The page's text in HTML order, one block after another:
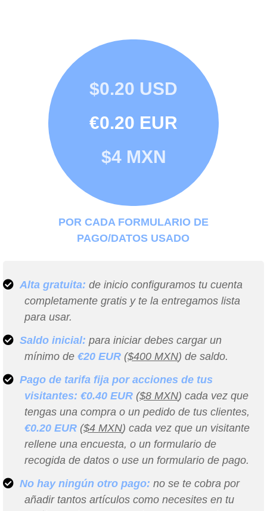
$0.20 USD
€0.20 EUR
$4 MXN
POR CADA FORMULARIO DE
PAGO/DATOS USADO
Alta gratuita: de inicio configuramos tu cuenta
completamente gratis y te la entregamos lista
para usar.
Saldo inicial: para iniciar debes cargar un
mínimo de€20 EUR ($400 MXN) de saldo.
Pago de tarifa fija por acciones de tus
visitantes: €0.40 EUR ($8 MXN) cada vez que
tengas una compra o un pedido de tus clientes,
€0.20 EUR ($4 MXN) cada vez que un visitante
rellene una encuesta, o un formulario de
recogida de datos o use un formulario de pago.
No hay ningún otro pago: no se te cobra por
añadir tantos artículos como necesites en tu